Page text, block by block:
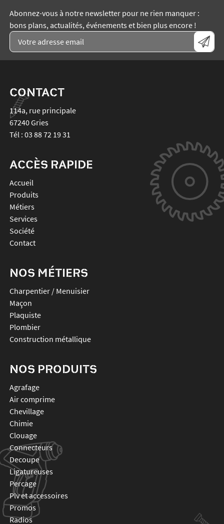
Abonnez-vous à notre newsletter pour ne rien manquer :
bons plans, actualités, événements et bien plus encore !
CONTACT
114a, rue principale
67240Gries
Tél : 03 88 72 19 31
ACCÈS RAPIDE
Accueil
Produits
Métiers
Services
Société
Contact
NOS MÉTIERS
Charpentier / Menuisier
Maçon
Plaquiste
Plombier
Construction métallique
NOS PRODUITS
agrafage
air comprime
chevillage
chimie
clouage
connecteurs
decoupe
ligatureuses
percage
plv et accessoires
promos
radios